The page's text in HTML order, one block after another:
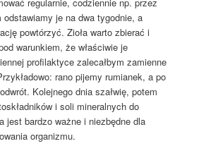
regularnie, codziennie np. przez
je na dwa tygodnie, a
powtórzyć. Zioła warto zbierać i
warunkiem, że właściwie je
profilaktyce zalecałbym zamienne
rano pijemy rumianek, a po
Kolejnego dnia szałwię, potem
i soli mineralnych do
jest bardzo ważne i niezbędne dla
organizmu.